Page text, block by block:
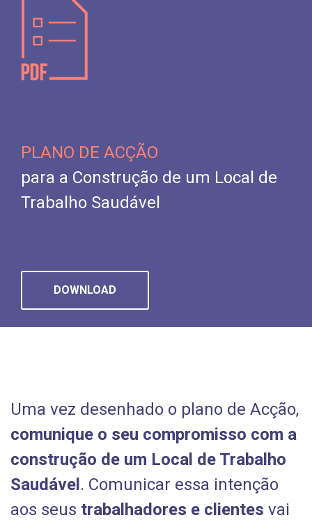
PLANO DE ACÇÃO
para a Construção de um Local de
Trabalho Saudável
DOWNLOAD
Uma vez desenhado o plano de Acção,
comunique o seu compromisso com a
construção de um Local de Trabalho
Saudável . Comunicar essa intenção
aos seus trabalhadores e clientes vai